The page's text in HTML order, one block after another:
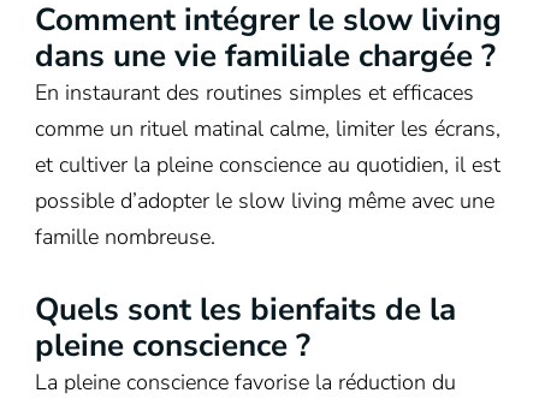
Comment intégrer le slow living
dans une vie familiale chargée ?
En instaurant des routines simples et efficaces
comme un rituel matinal calme, limiter les écrans,
et cultiver la pleine conscience au quotidien, il est
possible d’adopter le slow living même avec une
famille nombreuse.
Quels sont les bienfaits de la
pleine conscience ?
La pleine conscience favorise la réduction du